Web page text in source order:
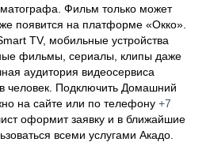
Фильм только может
появится на платформе «Окко».
TV, мобильные устройства
фильмы, сериалы, клипы даже
аудитория видеосервиса
человек. Подключить Домашний
на сайте или по телефону +7
оформит заявку и в ближайшие
всеми услугами Акадо.